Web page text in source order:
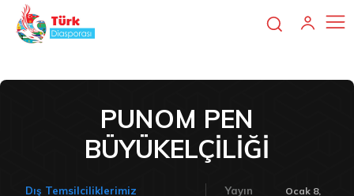
PUNOM PEN
BÜYÜKELÇİLİĞİ
Dış Temsilciliklerimiz
Yayın
Ocak 8,